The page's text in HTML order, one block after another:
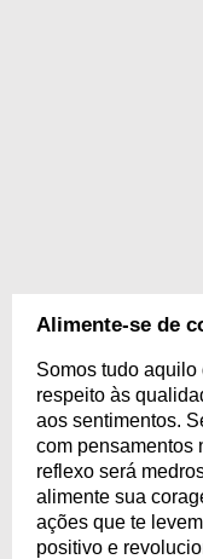
Alimente-se de
Somos tudo
respeito às
aos sentimentos.
com pensamentos
reflexo será
alimente sua
ações que te
positivo e